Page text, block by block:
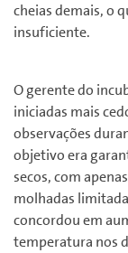
cheias demais, o
insuficiente.
O gerente do
iniciadas mais
observações
objetivo era
secos, com
molhadas
concordou em
temperatura nos